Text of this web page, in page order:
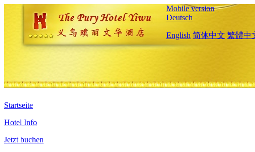
Mobile version
Deutsch
English 简体中文 繁體中
Startseite
Hotel Info
Jetzt buchen